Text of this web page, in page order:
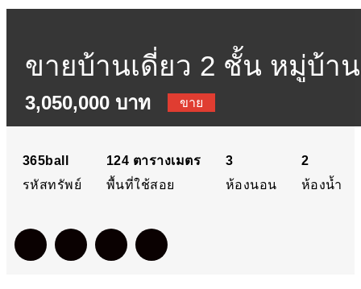
ขายบ้านเดี่ยว 2 ชั้น หมู่บ้าน
365 อะเวนิว ทับมา ระยอง
บนถนนสาย 36 ใกล้บิ๊กซีแล
3,050,000 บาท ขาย
365ball
รหัสทรัพย์
124 ตารางเมตร
พื้นที่ใช้สอย
3
ห้องนอน
2
ห้องน้ำ